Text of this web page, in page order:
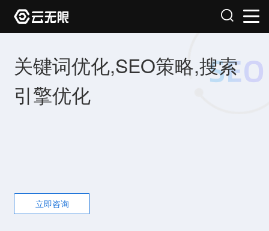
关键词优化,SEO策略,搜索
引擎优化
立即咨询